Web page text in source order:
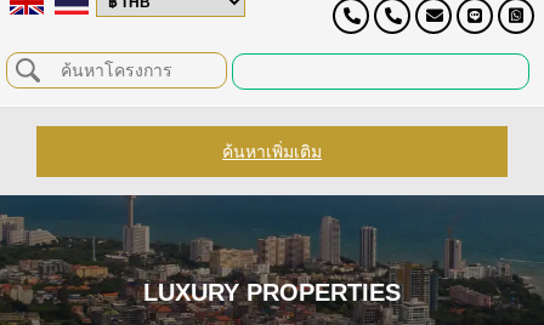
ค้นหาเพิ่มเติม
LUXURY PROPERTIES